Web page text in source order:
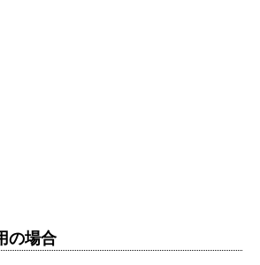
の場合